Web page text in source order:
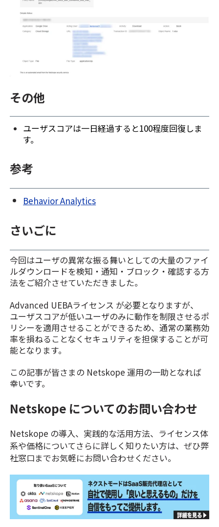
その他
ユーザスコアは一日経過すると100程度回復しま
す。
参考
Behavior Analytics
さいごに
今回はユーザの異常な振る舞いとしての大量のファイ
ルダウンロードを検知・通知・ブロック・確認する方
法をご紹介させていただきました。
Advanced UEBAライセンス が必要となりますが、
ユーザスコアが低いユーザのみに動作を制限させるポ
リシーを適用させることができるため、通常の業務効
率を損ねることなくセキュリティを担保することが可
能となります。
この記事が皆さまの Netskope 運用の一助となれば
幸いです。
Netskope についてのお問い合わせ
Netskope の導入、実践的な活用方法、ライセンス体
系や価格についてさらに詳しく知りたい方は、ぜひ弊
社窓口までお気軽にお問い合わせください。